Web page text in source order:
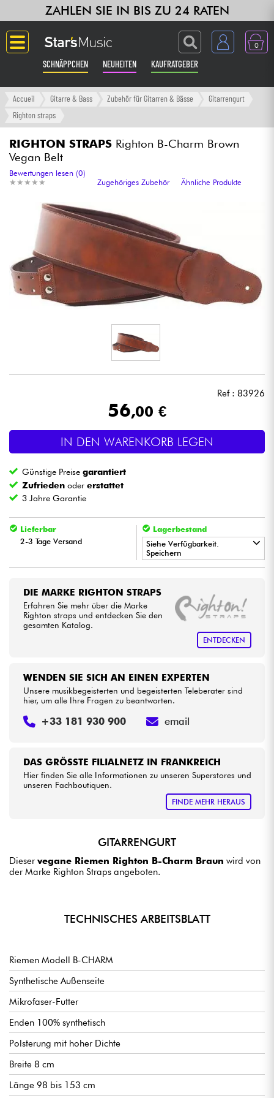
ZAHLEN SIE IN BIS ZU 24 RATEN
0
SCHNÄPPCHEN NEUHEITEN KAUFRATGEBER
Langue
Verstärker & Effekte
Klaviere & Piano
Synths & samplers
Studio
Kopfhörer
Drums
Blasinstrumente
Kinder
HiFi
Accueil Gitarre & Bass Zubehör für Gitarren & Bässe
Gitarrengurt
Righton straps
RIGHTON STRAPS Righton B-Charm Brown
Vegan Belt
★ ★ ★ ★ ★
★ ★ ★ ★ ★
Bewertungen lesen (0)
Zugehöriges Zubehör
Ähnliche Produkte
Ref : 83926
56,00 €
IN DEN WARENKORB LEGEN
Günstige Preisegarantiert
Zufrieden odererstattet
3 Jahre Garantie
Lieferbar
2-3 Tage Versand
Lagerbestand
Siehe Verfügbarkeit.
Speichern
• Star'S BORDEAUX
BRUXELLES
• Star'SMusicPARIS
• SMusic TOULOUSE
DIE MARKE RIGHTON STRAPS
Erfahren Sie mehr über die Marke
Righton straps und entdecken Sie den
gesamten Katalog.
ENTDECKEN
DAS GRÖSSTE FILIALNETZ IN FRANKREICH
Hier finden Sie alle Informationen zu unseren Superstores und
unseren Fachboutiquen.
FINDE MEHR HERAUS
WENDEN SIE SICH AN EINEN EXPERTEN
Unsere musikbegeisterten und begeisterten Teleberater sind
hier, um alle Ihre Fragen zu beantworten.
+33 181 930 900 email
GITARRENGURT
Dieser vegane Riemen Righton B-Charm Braun wird von
der Marke Righton Straps angeboten.
TECHNISCHES ARBEITSBLATT
Riemen Modell B-CHARM
Synthetische Außenseite
Mikrofaser-Futter
Enden 100% synthetisch
Polsterung mit hoher Dichte
Breite 8 cm
Länge 98 bis 153 cm